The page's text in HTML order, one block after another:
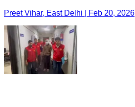
Preet Vihar, East Delhi | Feb 20, 2026